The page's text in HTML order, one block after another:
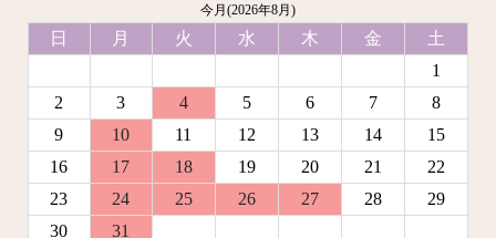
今月(2026年8月)
日 月 火 水 木 金
土
1
2
3 4 5 6 7
8
9
10 11 12 13 14
15
16
17 18 19 20 21
22
23
24 25 26 27 28
29
30
31